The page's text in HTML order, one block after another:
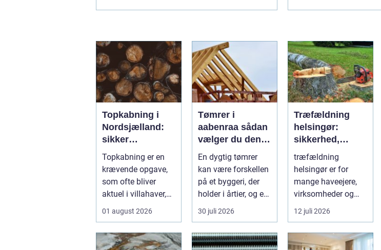
Topkabning i
Nordsjælland:
sikker
beskæring af
store træer
Topkabning er en
krævende opgave,
som ofte bliver
aktuel i villahaver,
01 august 2026
Tømrer i
aabenraa sådan
vælger du den
rette fagmand til
dit projekt
En dygtig tømrer
kan være forskellen
på et byggeri, der
holder i årtier, og et
projekt, der hurtigt ...
30 juli 2026
Træfældning
helsingør:
sikkerhed,
erfaring og gode
løsninger i
nordsjælland
træfældning
helsingør er for
mange haveejere,
virksomheder og
grundejerforeninger
et nødvendigt skri...
12 juli 2026